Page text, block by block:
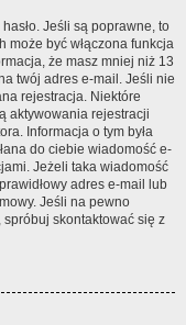
Jeśli są poprawne, to
może być włączona funkcja
że masz mniej niż 13
twój adres e-mail. Jeśli nie
rejestracja. Niektóre
aktywowania rejestracji
Informacja o tym była
do ciebie wiadomość e-
Jeżeli taka wiadomość
adres e-mail lub
Jeśli na pewno
skontaktować się z